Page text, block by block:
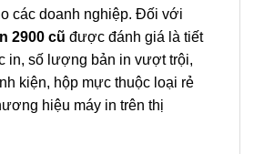
các doanh nghiệp. Đối với
2900 cũ được đánh giá là tiết
in, số lượng bản in vượt trội,
kiện, hộp mực thuộc loại rẻ
hiệu máy in trên thị